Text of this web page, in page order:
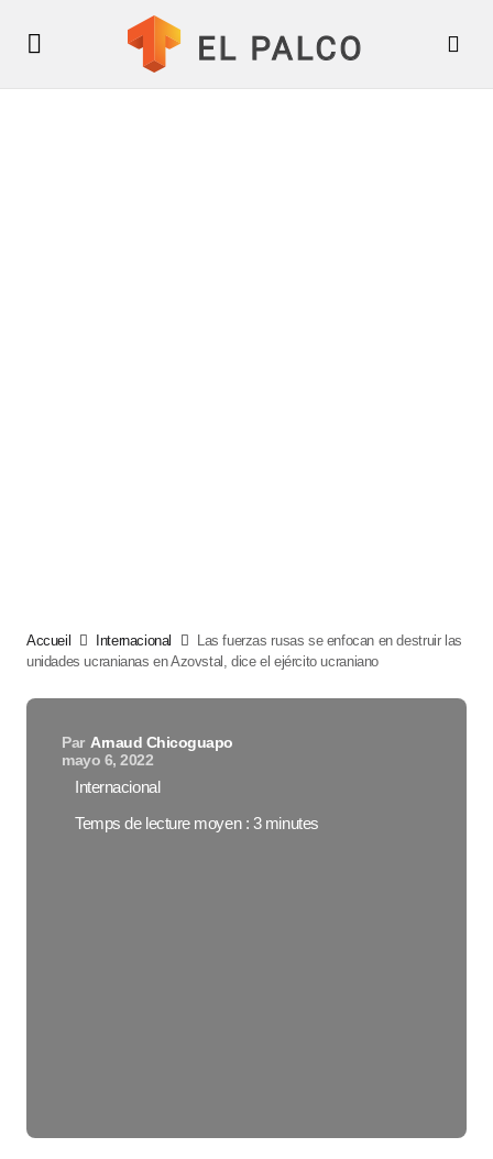
Accueil Internacional
Las fuerzas rusas se enfocan en destruir las
unidades ucranianas en Azovstal, dice el ejército ucraniano
Par Arnaud Chicoguapo
mayo 6, 2022
Internacional
Temps de lecture moyen : 3 minutes